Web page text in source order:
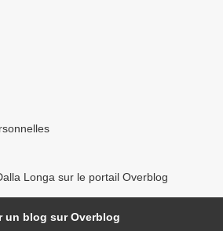
Longa sur le portail Overblog
un blog sur Overblog